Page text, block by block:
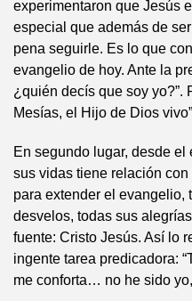
experimentaron que Jesús
especial que además de
pena seguirle. Es lo que
evangelio de hoy. Ante la
¿quién decís que soy yo?”.
Mesías, el Hijo de Dios
En segundo lugar, desde
sus vidas tiene relación
para extender el evangelio,
desvelos, todas sus
fuente: Cristo Jesús. Así lo
ingente tarea predicadora:
me conforta… no he sido